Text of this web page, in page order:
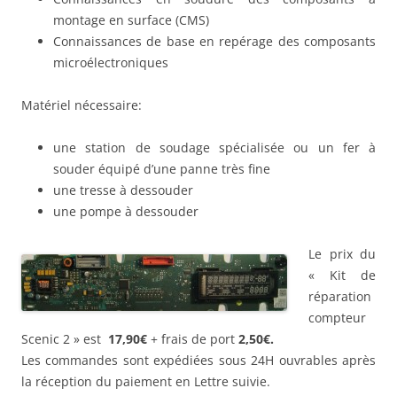
montage en surface (CMS)
Connaissances de base en repérage des composants
microélectroniques
Matériel nécessaire:
une station de soudage spécialisée ou un fer à
souder équipé d’une panne très fine
une tresse à dessouder
une pompe à dessouder
Le prix du
« Kit de
réparation
compteur
Scenic 2 » est 17,90€ + frais de port 2,50€.
Les commandes sont expédiées sous 24H ouvrables après
la réception du paiement en Lettre suivie.